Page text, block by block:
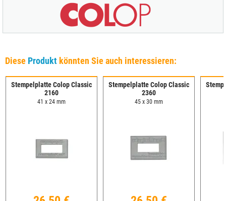
Diese Produkt könnten Sie auch interessieren:
Stempelplatte Colop Classic
2160
41 x 24 mm
Stempelplatte Colop Classic
2360
45 x 30 mm